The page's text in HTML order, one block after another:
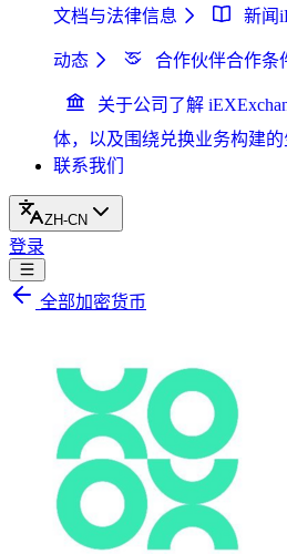
文档与法律信息 新闻
动态 合作伙伴合作条
关于公司 了解
体，以及围绕兑换业务构建的
联系我们
ZH-CN
登录
全部加密货币